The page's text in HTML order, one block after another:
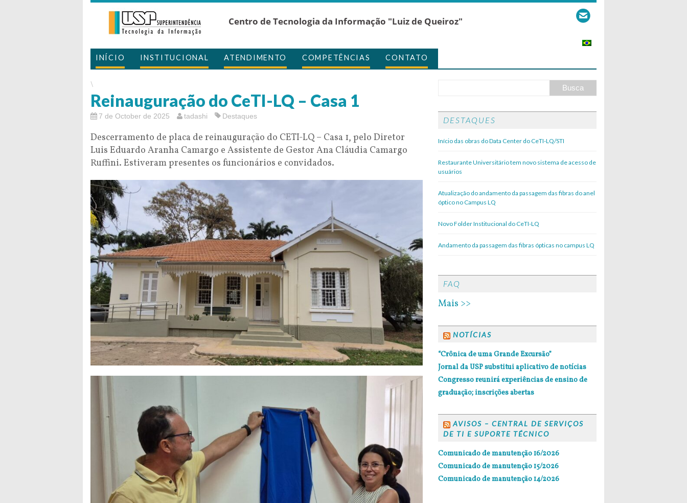
Centro de Tecnologia da Informação "Luiz de Queiroz"
INÍCIO INSTITUCIONAL ATENDIMENTO COMPETÊNCIAS CONTATO
\
Reinauguração do CeTI-LQ – Casa 1
7 de October de 2025 tadashi Destaques
Descerramento de placa de reinauguração do CETI-LQ – Casa 1, pelo Diretor
Luis Eduardo Aranha Camargo e Assistente de Gestor Ana Cláudia Camargo
Ruffini. Estiveram presentes os funcionários e convidados.
DESTAQUES
Início das obras do Data Center do CeTI-LQ/STI
Restaurante Universitário tem novo sistema de acesso de
usuários
Atualização do andamento da passagem das fibras do anel
óptico no Campus LQ
Novo Folder Institucional do CeTI-LQ
Andamento da passagem das fibras ópticas no campus LQ
FAQ
Mais >>
NOTÍCIAS
“Crônica de uma Grande Excursão”
Jornal da USP substitui aplicativo de notícias
Congresso reunirá experiências de ensino de
graduação; inscrições abertas
AVISOS – CENTRAL DE SERVIÇOS
DE TI E SUPORTE TÉCNICO
Comunicado de manutenção 16/2026
Comunicado de manutenção 15/2026
Comunicado de manutenção 14/2026